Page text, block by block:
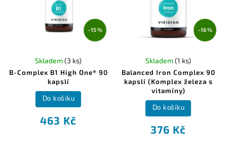
–15 %
B-Complex B1 High One® 90
kapslí
Skladem(3 ks)
463 Kč
Do košíku
–16 %
Balanced Iron Complex 90
kapslí (Komplex železa s
vitamíny)
Skladem(1 ks)
376 Kč
Do košíku